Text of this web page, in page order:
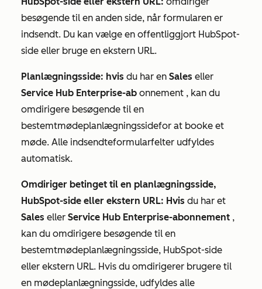
besøgende til en anden side, når formularen er
indsendt. Du kan vælge en offentliggjort HubSpot-
side eller bruge en ekstern URL.
Planlægningsside: hvis du har en Sales eller
Service Hub Enterprise-ab onnement , kan du
omdirigere besøgende til en
bestemtmødeplanlægningssidefor at booke et
møde. Alle indsendteformularfelter udfyldes
automatisk.
Omdiriger betinget til en planlægningsside,
HubSpot-side eller ekstern URL: Hvis du har et
Sales eller Service Hub Enterprise-abonnement ,
kan du omdirigere besøgende til en
bestemtmødeplanlægningsside, HubSpot-side
eller ekstern URL. Hvis du omdirigerer brugere til
en mødeplanlægningsside, udfyldes alle